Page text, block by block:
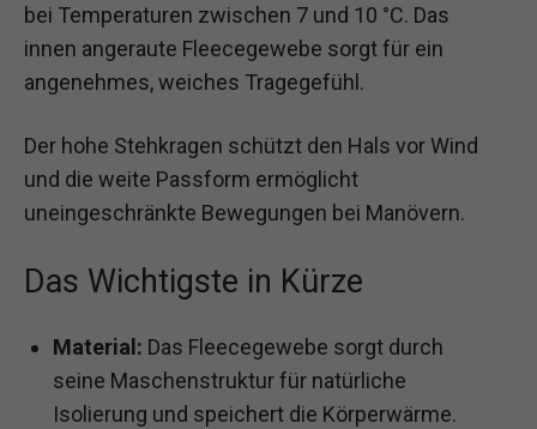
bei Temperaturen zwischen 7 und 10 °C. Das
innen angeraute Fleecegewebe sorgt für ein
angenehmes, weiches Tragegefühl.
Der hohe Stehkragen schützt den Hals vor Wind
und die weite Passform ermöglicht
uneingeschränkte Bewegungen bei Manövern.
Das Wichtigste in Kürze
Material: Das Fleecegewebe sorgt durch
seine Maschenstruktur für natürliche
Isolierung und speichert die Körperwärme.